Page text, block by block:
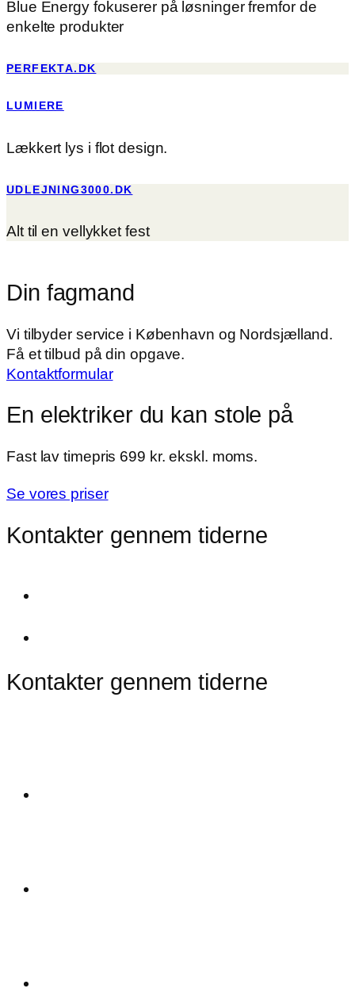
Blue Energy fokuserer på løsninger fremfor de
enkelte produkter
PERFEKTA.DK
LUMIERE
Lækkert lys i flot design.
UDLEJNING3000.DK
Alt til en vellykket fest
Din fagmand
Vi tilbyder service i København og Nordsjælland.
Få et tilbud på din opgave.
Kontaktformular
En elektriker du kan stole på
​Fast lav timepris 699 kr. ekskl. moms.
Se vores priser
Kontakter gennem tiderne
Kontakter gennem tiderne